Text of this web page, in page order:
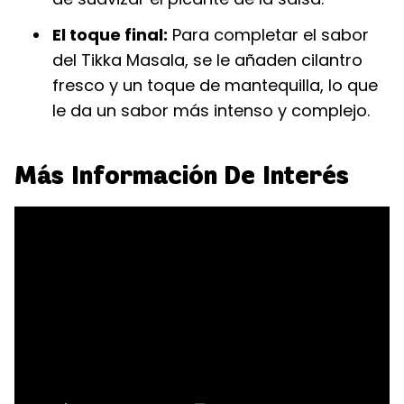
El toque final: Para completar el sabor
del Tikka Masala, se le añaden cilantro
fresco y un toque de mantequilla, lo que
le da un sabor más intenso y complejo.
Más Información De Interés